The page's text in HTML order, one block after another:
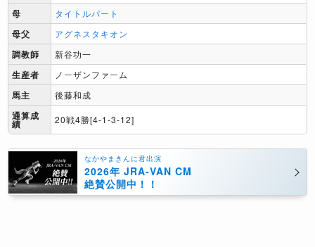
母 タイトルパート
母父 アグネスタキオン
調教師 新谷功一
生産者 ノーザンファーム
馬主 後藤和成
通算成
績 20戦4勝[4-1-3-12]
なかやまきんに君出演
2026年 JRA-VAN CM
絶賛公開中！！